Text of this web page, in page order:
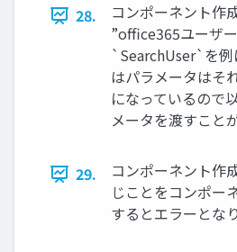
28.
コンポーネント作
”office365ユーザ
`SearchUser`を例
はパラメータはそ
になっているので
メータを渡すこと
29.
コンポーネント作
じことをコンポー
するとエラーとな